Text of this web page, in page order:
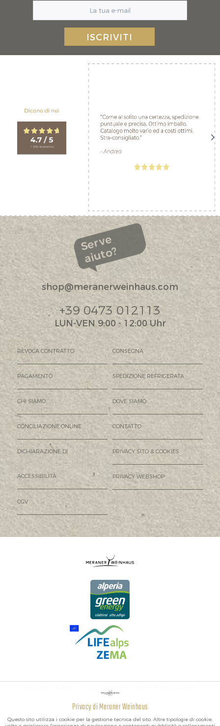
ISCRIVITI
Serve
aiuto?
shop@meranerweinhaus.com
+39 0473 012113
LUN-VEN 9:00 - 12:00 Uhr
REVOCA CONTRATTO CONSEGNA
PAGAMENTO SPEDIZIONE REFRIGERATA
CHI SIAMO DOVE SIAMO
CONCILIAZIONE ONLINE CONTATTO
DICHIARAZIONE DI
ACCESSIBILITÀ
PRIVACY SITO & COOKIES
PRIVACY WEBSHOP
CGV
I MIGLIORI VINI DELL'ALTO ADIGE, DELL'ITALIA E DEL MONDO.
Privacy di Meraner Weinhaus
Questo sito utilizza i cookie per la gestione tecnica del sito. Altre tipologie di cookie,